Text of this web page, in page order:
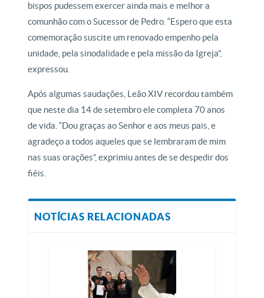
bispos pudessem exercer ainda mais e melhor a
comunhão com o Sucessor de Pedro. “Espero que esta
comemoração suscite um renovado empenho pela
unidade, pela sinodalidade e pela missão da Igreja”,
expressou.
Após algumas saudações, Leão XIV recordou também
que neste dia 14 de setembro ele completa 70 anos
de vida. “Dou graças ao Senhor e aos meus pais, e
agradeço a todos aqueles que se lembraram de mim
nas suas orações”, exprimiu antes de se despedir dos
fiéis.
NOTÍCIAS RELACIONADAS